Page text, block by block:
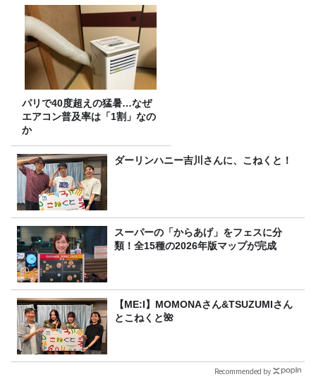
パリで40度超えの猛暑…なぜ
エアコン普及率は「1割」なの
か
ダーリンハニー吉川さんに、こねくと！
スーパーの「からあげ」をフェスに分
類！全15種の2026年版マップが完成
【ME:I】MOMONAさん&TSUZUMIさん
とこねくと🌺
Recommended by